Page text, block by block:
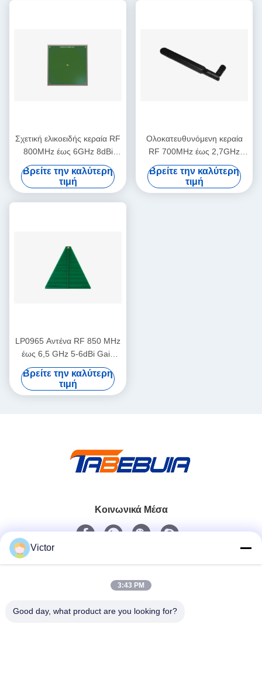
Σχετική ελικοειδής κεραία RF
800MHz έως 6GHz 8dBi
κέρδος
Βρείτε την καλύτερη
τιμή
Ολοκατευθυνόμενη κεραία
RF 700MHz έως 2,7GHz
3dBi κέρδος
Βρείτε την καλύτερη
τιμή
LP0965 Αντένα RF 850 MHz
έως 6,5 GHz 5-6dBi Gain
LP0965 Log Περιοδική
κατευθυντική κεραία PCB
Βρείτε την καλύτερη
τιμή
Κοινωνικά Μέσα
Victor
3:43 PM
Good day, what product are you looking for?